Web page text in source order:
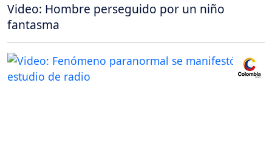
Video: Hombre perseguido por un niño
fantasma